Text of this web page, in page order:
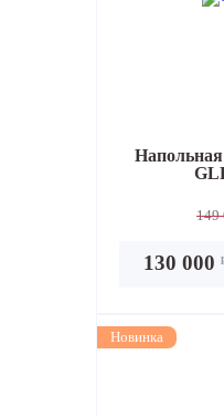
149
130 000
Новинка